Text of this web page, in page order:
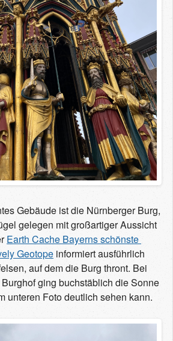
Gebäude ist die Nürnberger Burg,
gelegen mit großartiger Aussicht
Earth Cache Bayerns schönste
Geotope informiert ausführlich
auf dem die Burg thront. Bei
ging buchstäblich die Sonne
unteren Foto deutlich sehen kann.